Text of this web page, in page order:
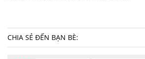
CHIA SẺ ĐẾN BẠN BÈ: